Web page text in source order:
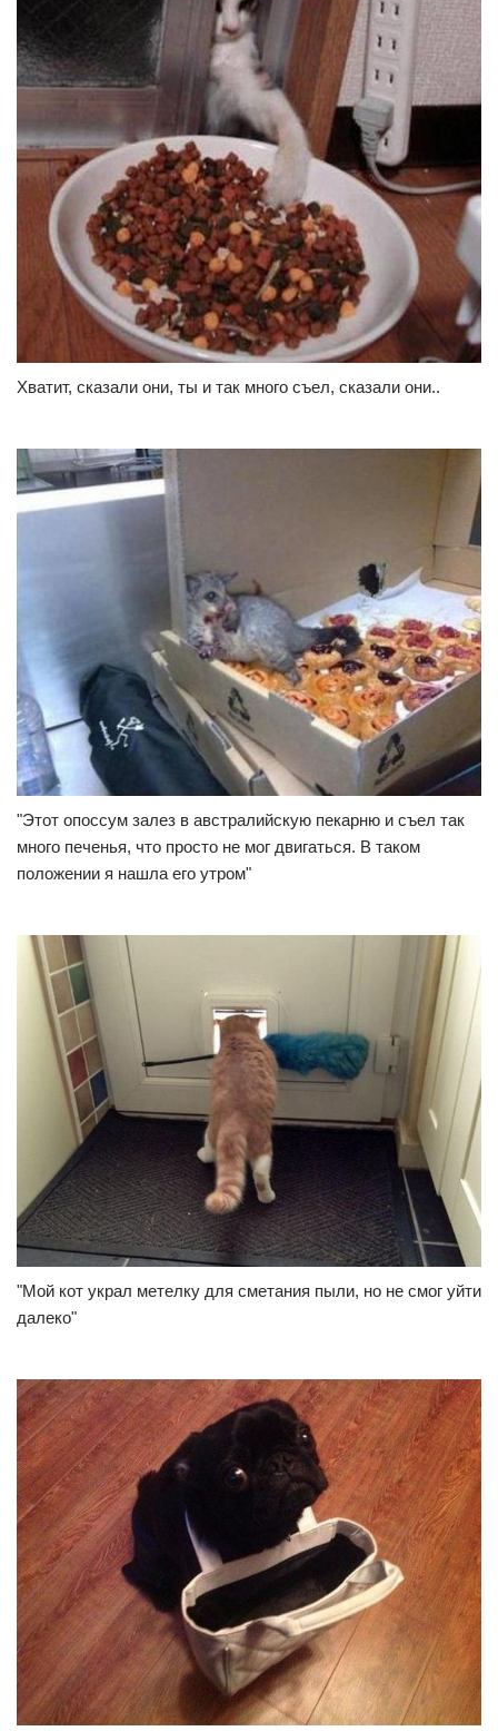
Хватит, сказали они, ты и так много съел, сказали они..
"Этот опоссум залез в австралийскую пекарню и съел так
много печенья, что просто не мог двигаться. В таком
положении я нашла его утром"
"Мой кот украл метелку для сметания пыли, но не смог уйти
далеко"